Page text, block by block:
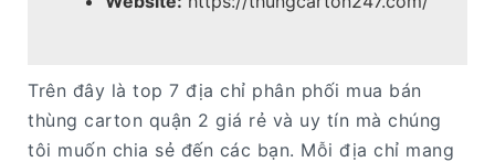
Trên đây là top 7 địa chỉ phân phối mua bán
thùng carton quận 2 giá rẻ và uy tín mà chúng
tôi muốn chia sẻ đến các bạn. Mỗi địa chỉ mang